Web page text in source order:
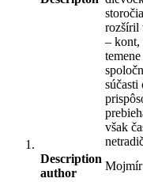
rozšíril
– kont,
súčasti
však
Description
author
Mojmír